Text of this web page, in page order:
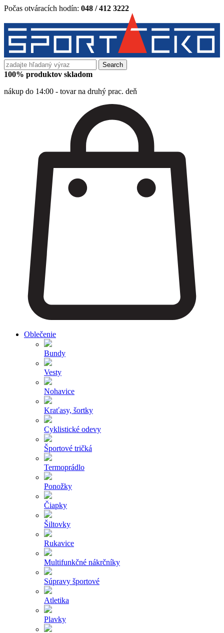
Počas otváracích hodín: 048 / 412 3222
Search
for:
100% produktov skladom
nákup do 14:00 - tovar na druhý prac. deň
Oblečenie
Bundy
Vesty
Nohavice
Kraťasy, šortky
Cyklistické odevy
Športové tričká
Termoprádlo
Ponožky
Čiapky
Šiltovky
Rukavice
Multifunkčné nákrčníky
Súpravy športové
Atletika
Plavky